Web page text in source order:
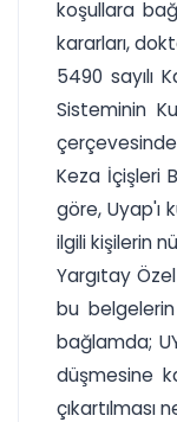
koşullara
kararları,
5490 sayılı
Sisteminin
çerçevesinde
Keza İçişleri
göre, Uyap'ı
ilgili kişilerin
Yargıtay
bu
bağlamda;
düşmesine
çıkartılması